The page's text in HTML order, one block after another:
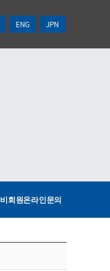
ENG JPN
비회원온라인문의